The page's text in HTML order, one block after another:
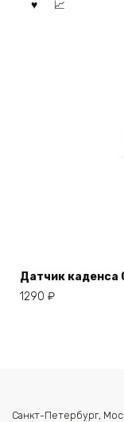
Датчик каденса
1290 ₽
Санкт-Петербург,